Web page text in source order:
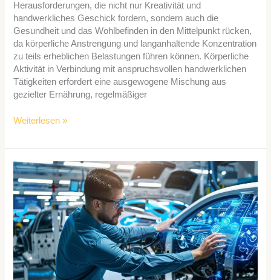
Herausforderungen, die nicht nur Kreativität und
handwerkliches Geschick fordern, sondern auch die
Gesundheit und das Wohlbefinden in den Mittelpunkt rücken,
da körperliche Anstrengung und langanhaltende Konzentration
zu teils erheblichen Belastungen führen können. Körperliche
Aktivität in Verbindung mit anspruchsvollen handwerklichen
Tätigkeiten erfordert eine ausgewogene Mischung aus
gezielter Ernährung, regelmäßiger
Weiterlesen »
Innovative
Fahrzeugtechnik
und
Designelemente